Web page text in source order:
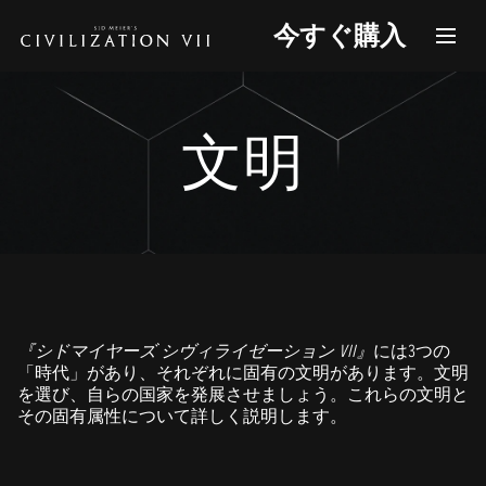
今すぐ購入
文明
『シドマイヤーズ シヴィライゼーション VII』 には3つの
「時代」があり、それぞれに固有の文明があります。文明
を選び、自らの国家を発展させましょう。これらの文明と
その固有属性について詳しく説明します。